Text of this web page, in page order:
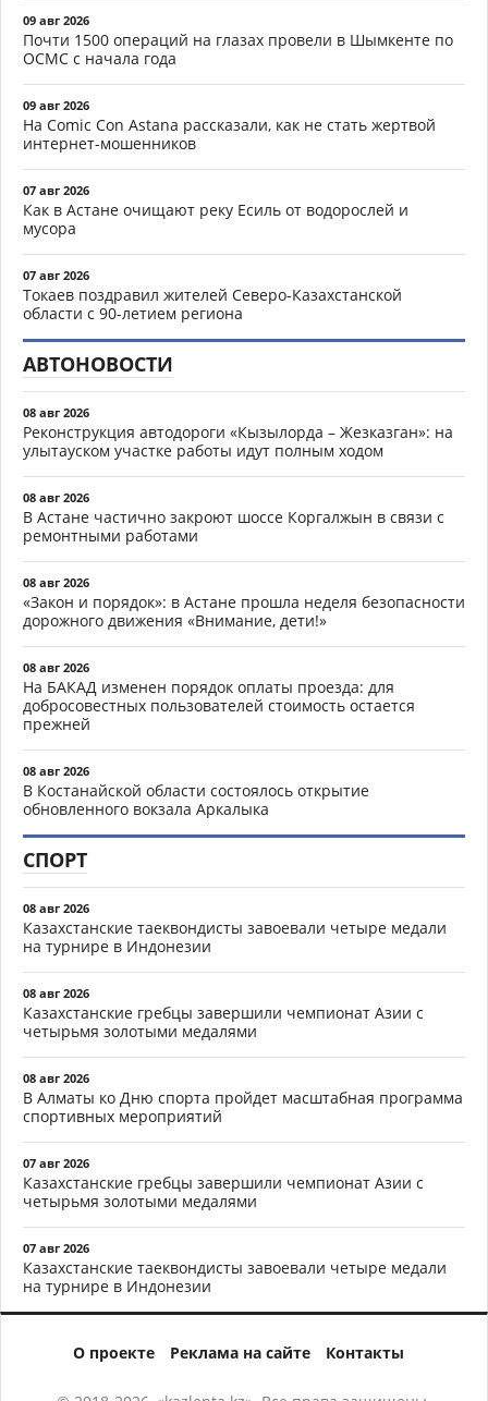
09 авг 2026
Почти 1500 операций на глазах провели в Шымкенте по
ОСМС с начала года
09 авг 2026
На Comic Con Astana рассказали, как не стать жертвой
интернет-мошенников
07 авг 2026
Как в Астане очищают реку Есиль от водорослей и
мусора
07 авг 2026
Токаев поздравил жителей Северо-Казахстанской
области с 90-летием региона
АВТОНОВОСТИ
08 авг 2026
Реконструкция автодороги «Кызылорда – Жезказган»: на
улытауском участке работы идут полным ходом
08 авг 2026
В Астане частично закроют шоссе Коргалжын в связи с
ремонтными работами
08 авг 2026
«Закон и порядок»: в Астане прошла неделя безопасности
дорожного движения «Внимание, дети!»
08 авг 2026
На БАКАД изменен порядок оплаты проезда: для
добросовестных пользователей стоимость остается
прежней
08 авг 2026
В Костанайской области состоялось открытие
обновленного вокзала Аркалыка
СПОРТ
08 авг 2026
Казахстанские таеквондисты завоевали четыре медали
на турнире в Индонезии
08 авг 2026
Казахстанские гребцы завершили чемпионат Азии с
четырьмя золотыми медалями
08 авг 2026
В Алматы ко Дню спорта пройдет масштабная программа
спортивных мероприятий
07 авг 2026
Казахстанские гребцы завершили чемпионат Азии с
четырьмя золотыми медалями
07 авг 2026
Казахстанские таеквондисты завоевали четыре медали
на турнире в Индонезии
О проекте Реклама на сайте Контакты